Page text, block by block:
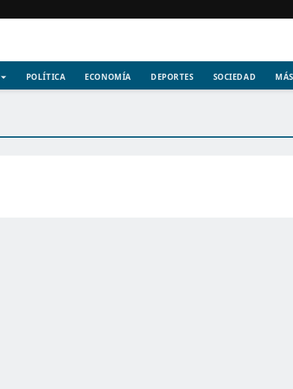
POLÍTICA ECONOMÍA DEPORTES SOCIEDAD MÁS